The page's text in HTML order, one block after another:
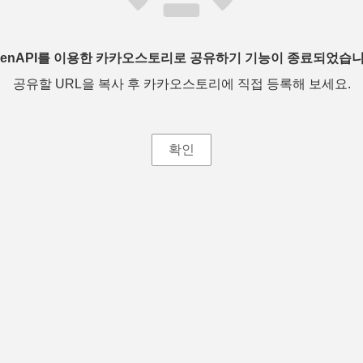
를 이용한 카카오스토리로 공유하기 기능이 종료되었습
공유할 URL을 복사 후 카카오스토리에 직접 등록해 보세요.
확인